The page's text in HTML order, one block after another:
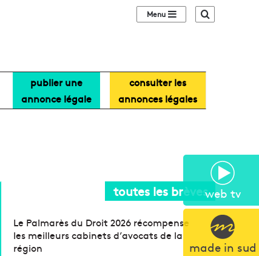
web tv
made in sud
Sidebar (barre
publier une
annonce légale
consulter les
annonces légales
toutes les brèves
Le Palmarès du Droit 2026 récompense
les meilleurs cabinets d’avocats de la
région